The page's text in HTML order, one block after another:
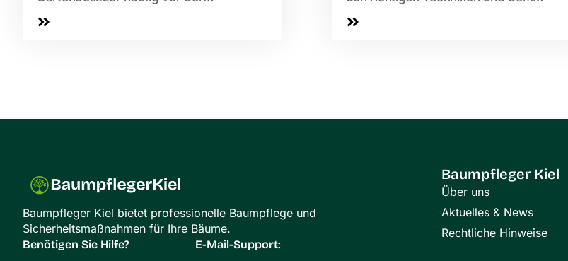
Baumpfleger Kiel bietet professionelle Baumpflege und
Sicherheitsmaßnahmen für Ihre Bäume.
Benötigen Sie Hilfe? E-Mail-Support:
Baumpfleger Kiel
Über uns
Aktuelles & News
Rechtliche Hinweise